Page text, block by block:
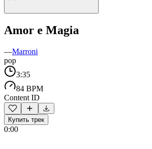
Amor e Magia
—Marroni
pop
3:35
84 BPM
Content ID
Купить трек
0:00